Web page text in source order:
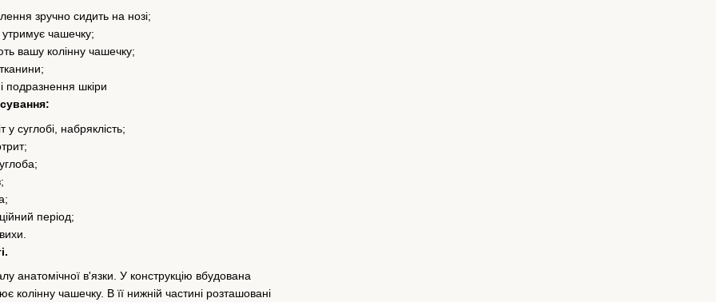
зручно сидить на нозі;
чашечку;
вашу колінну чашечку;
подразнення шкіри
суглобі, набряклість;
період;
анатомічної в'язки. У конструкцію вбудована
колінну чашечку. В її нижній частині розташовані